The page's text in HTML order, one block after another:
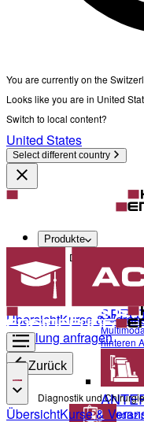
You are currently on the
Looks like you are in United
Switch to local content?
United States
Select different country
Produkte
Diagnostik und
hinteren
ÜbersichtKurse &
Schulung anfragen
Zurück
Diagnostik und Chirurgie
ÜbersichtKurse &